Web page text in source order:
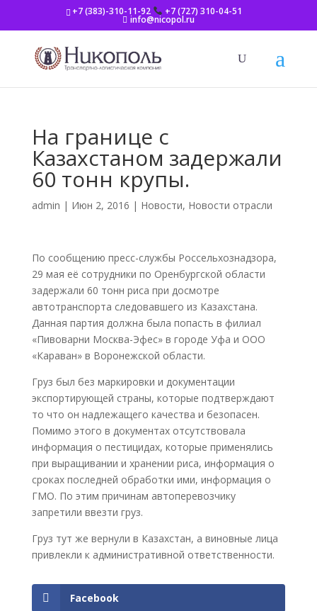
+7 (383)-310-11-92 +7 (727) 310-04-51
info@nicopol.ru
На границе с
Казахстаном задержали
60 тонн крупы.
admin | Июн 2, 2016 | Новости, Новости отрасли
По сообщению пресс-службы Россельхознадзора,
29 мая её сотрудники по Оренбургской области
задержали 60 тонн риса при досмотре
автотранспорта следовавшего из Казахстана.
Данная партия должна была попасть в филиал
«Пивоварни Москва-Эфес» в городе Уфа и ООО
«Караван» в Воронежской области.
Груз был без маркировки и документации
экспортирующей страны, которые подтверждают
то что он надлежащего качества и безопасен.
Помимо этого в документах отсутствовала
информация о пестицидах, которые применялись
при выращивании и хранении риса, информация о
сроках последней обработки ими, информация о
ГМО. По этим причинам автоперевозчику
запретили ввезти груз.
Груз тут же вернули в Казахстан, а виновные лица
привлекли к административной ответственности.
Facebook